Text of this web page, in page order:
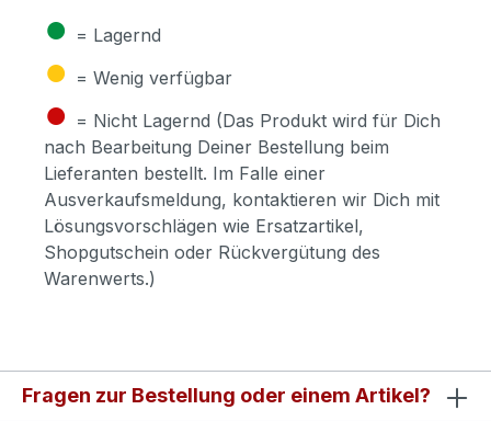
● = Lagernd
● = Wenig verfügbar
● = Nicht Lagernd (Das Produkt wird für Dich
nach Bearbeitung Deiner Bestellung beim
Lieferanten bestellt. Im Falle einer
Ausverkaufsmeldung, kontaktieren wir Dich mit
Lösungsvorschlägen wie Ersatzartikel,
Shopgutschein oder Rückvergütung des
Warenwerts.)
Fragen zur Bestellung oder einem Artikel?